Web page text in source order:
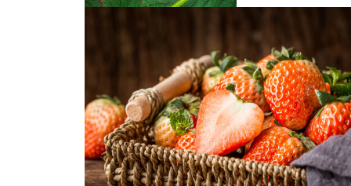
草莓采摘园